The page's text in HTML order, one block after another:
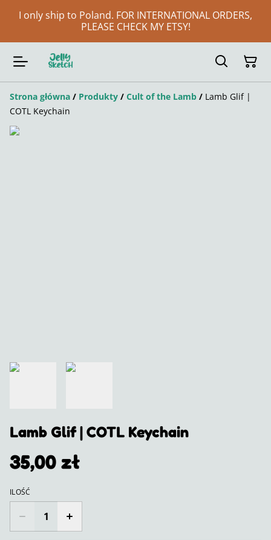
I only ship to Poland. FOR INTERNATIONAL ORDERS,
PLEASE CHECK MY ETSY!
Strona główna / Produkty / Cult of the Lamb / Lamb Glif |
COTL Keychain
Lamb Glif | COTL Keychain
35,00 zł
ILOŚĆ